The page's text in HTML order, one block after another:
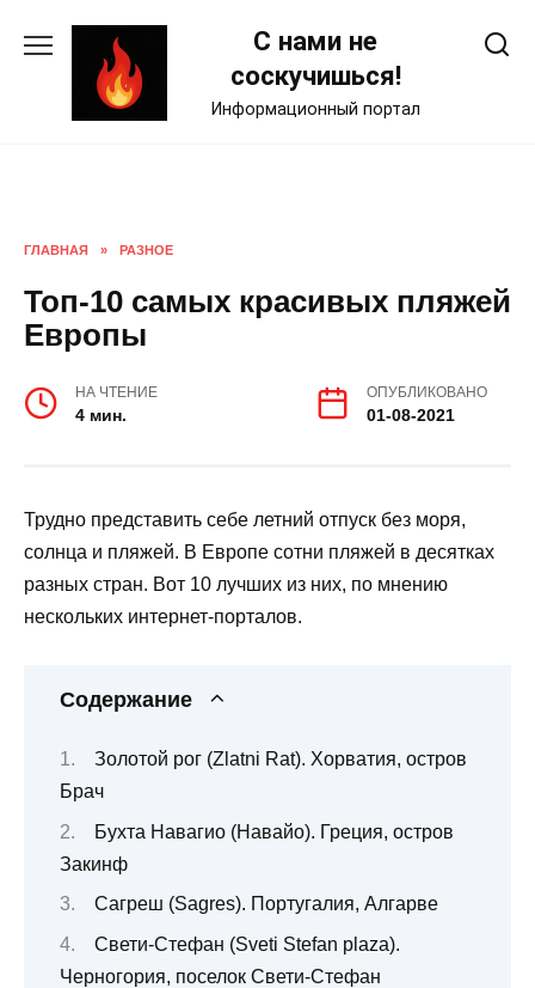
С нами не
соскучишься!
Информационный портал
ГЛАВНАЯ » РАЗНОЕ
Топ-10 самых красивых пляжей
Европы
НА ЧТЕНИЕ
4 мин.
ОПУБЛИКОВАНО
01-08-2021
Трудно представить себе летний отпуск без моря,
солнца и пляжей. В Европе сотни пляжей в десятках
разных стран. Вот 10 лучших из них, по мнению
нескольких интернет-порталов.
Содержание
Золотой рог (Zlatni Rat). Хорватия, остров
Брач
Бухта Навагио (Навайо). Греция, остров
Закинф
Сагреш (Sagres). Португалия, Алгарве
Свети-Стефан (Sveti Stefan plaza).
Черногория, поселок Свети-Стефан